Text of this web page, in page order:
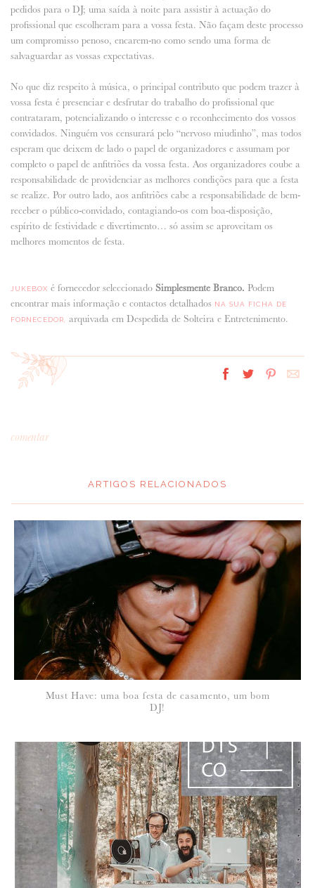
pedidos para o DJ; uma saída à noite para assistir à actuação do
profissional que escolheram para a vossa festa. Não façam deste processo
um compromisso penoso, encarem-no como sendo uma forma de
salvaguardar as vossas expectativas.
No que diz respeito à música, o principal contributo que podem trazer à
vossa festa é presenciar e desfrutar do trabalho do profissional que
contrataram, potencializando o interesse e o reconhecimento dos vossos
convidados. Ninguém vos censurará pelo “nervoso miudinho”, mas todos
esperam que deixem de lado o papel de organizadores e assumam por
completo o papel de anfitriões da vossa festa. Aos organizadores coube a
responsabilidade de providenciar as melhores condições para que a festa
se realize. Por outro lado, aos anfitriões cabe a responsabilidade de bem-
receber o público-convidado, contagiando-os com boa-disposição,
espírito de festividade e divertimento… só assim se aproveitam os
melhores momentos de festa.
JUKEBOX é fornecedor seleccionadoSimplesmente Branco. Podem
encontrar mais informação e contactos detalhados NA SUA FICHA DE
FORNECEDOR,
arquivada em Despedida de Solteira e Entretenimento.
comentar
Para saber como tratamos e protegemos os seus dados, leia a nossa
política de privacidade
ARTIGOS RELACIONADOS
Must Have: uma boa festa de casamento, um bom
DJ!